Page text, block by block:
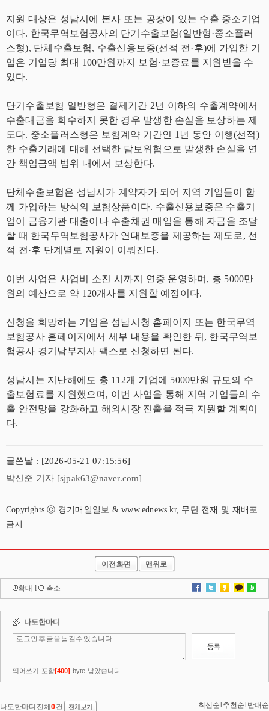
지원 대상은 성남시에 본사 또는 공장이 있는 수출 중소기업
이다. 한국무역보험공사의 단기수출보험(일반형·중소플러
스형), 단체수출보험, 수출신용보증(선적 전·후)에 가입한 기
업은 기업당 최대 100만원까지 보험·보증료를 지원받을 수
있다.
단기수출보험 일반형은 결제기간 2년 이하의 수출계약에서
수출대금을 회수하지 못한 경우 발생한 손실을 보상하는 제
도다. 중소플러스형은 보험계약 기간인 1년 동안 이행(선적)
한 수출거래에 대해 선택한 담보위험으로 발생한 손실을 연
간 책임금액 범위 내에서 보상한다.
단체수출보험은 성남시가 계약자가 되어 지역 기업들이 함
께 가입하는 방식의 보험상품이다. 수출신용보증은 수출기
업이 금융기관 대출이나 수출채권 매입을 통해 자금을 조달
할 때 한국무역보험공사가 연대보증을 제공하는 제도로, 선
적 전·후 단계별로 지원이 이뤄진다.
이번 사업은 사업비 소진 시까지 연중 운영하며, 총 5000만
원의 예산으로 약 120개사를 지원할 예정이다.
신청을 희망하는 기업은 성남시청 홈페이지 또는 한국무역
보험공사 홈페이지에서 세부 내용을 확인한 뒤, 한국무역보
험공사 경기남부지사 팩스로 신청하면 된다.
성남시는 지난해에도 총 112개 기업에 5000만원 규모의 수
출보험료를 지원했으며, 이번 사업을 통해 지역 기업들의 수
출 안전망을 강화하고 해외시장 진출을 적극 지원할 계획이
다.
글쓴날 : [2026-05-21 07:15:56]
박신준 기자 [sjpak63@naver.com]
Copyrights ⓒ 경기매일일보 & www.ednews.kr, 무단 전재 및 재배포
금지
이전화면 맨위로
확대 l 축소